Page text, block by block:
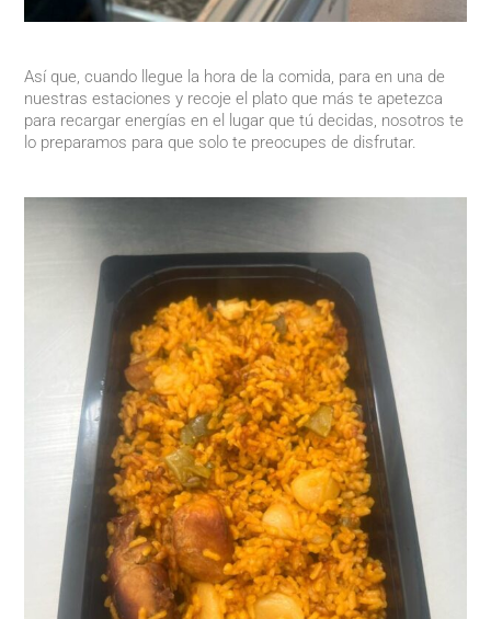
Así que, cuando llegue la hora de la comida, para en una de
nuestras estaciones y recoje el plato que más te apetezca
para recargar energías en el lugar que tú decidas, nosotros te
lo preparamos para que solo te preocupes de disfrutar.